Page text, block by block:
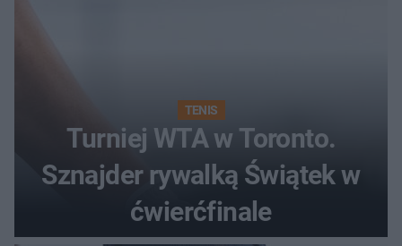
TENIS
Turniej WTA w Toronto.
Sznajder rywalką Świątek w
ćwierćfinale